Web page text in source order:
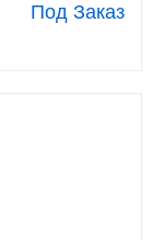
Под Заказ